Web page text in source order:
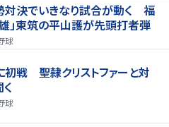
対決でいきなり試合が動く 福
」東筑の平山護が先頭打者弾
球
初戦 聖隷クリストファーと対
球